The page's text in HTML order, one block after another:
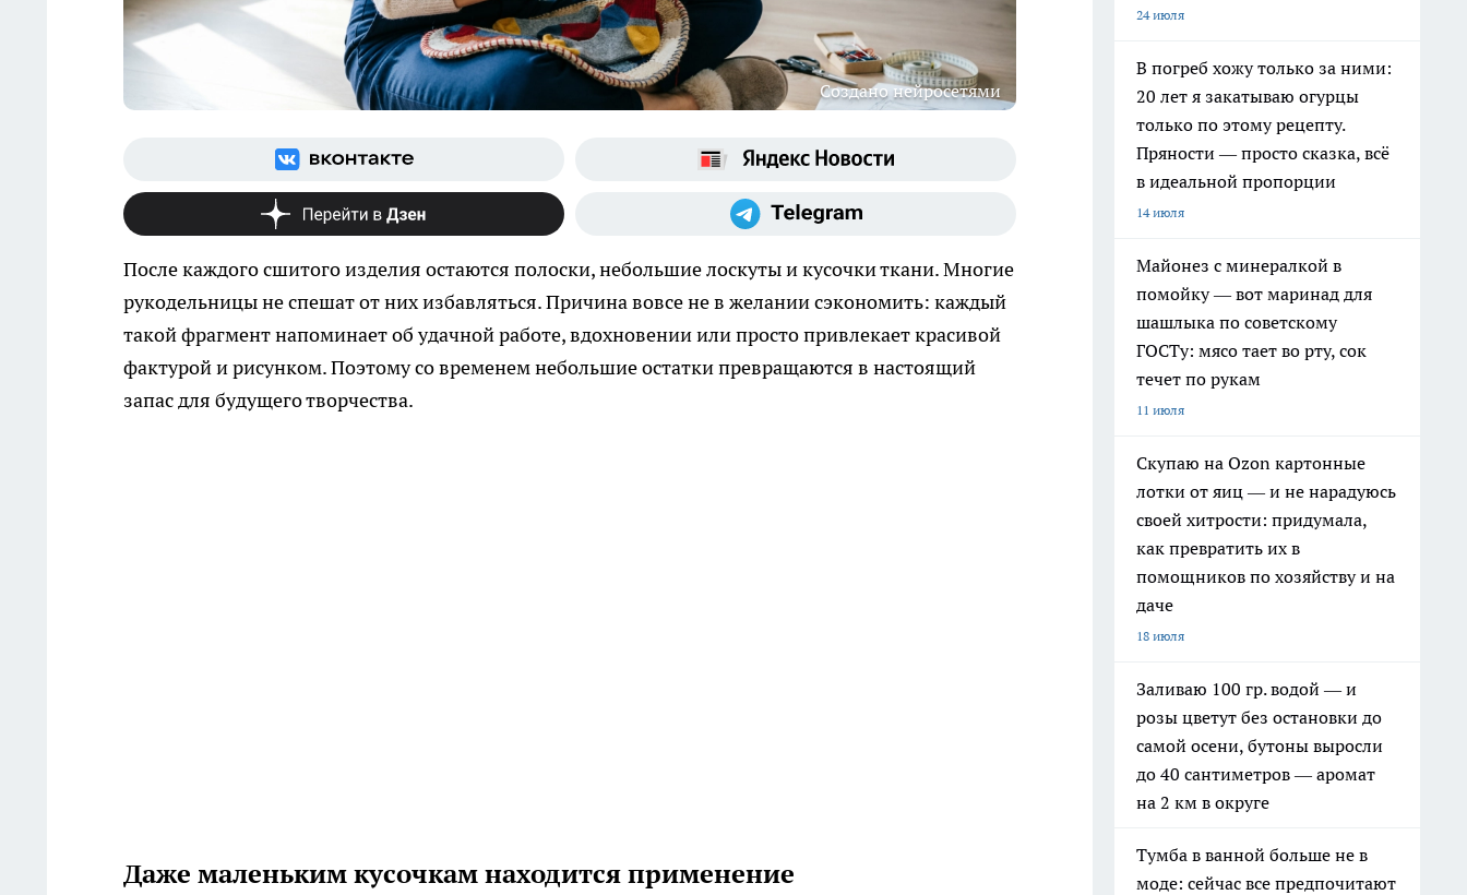
Создано нейросетями
После каждого сшитого изделия остаются полоски, небольшие лоскуты и кусочки ткани. Многие
рукодельницы не спешат от них избавляться. Причина вовсе не в желании сэкономить: каждый
такой фрагмент напоминает об удачной работе, вдохновении или просто привлекает красивой
фактурой и рисунком. Поэтому со временем небольшие остатки превращаются в настоящий
запас для будущего творчества.
Даже маленьким кусочкам находится применение
24 июля
В погреб хожу только за ними:
20 лет я закатываю огурцы
только по этому рецепту.
Пряности — просто сказка, всё
в идеальной пропорции
14 июля
Майонез с минералкой в
помойку — вот маринад для
шашлыка по советскому
ГОСТу: мясо тает во рту, сок
течет по рукам
11 июля
Скупаю на Ozon картонные
лотки от яиц — и не нарадуюсь
своей хитрости: придумала,
как превратить их в
помощников по хозяйству и на
даче
18 июля
Заливаю 100 гр. водой — и
розы цветут без остановки до
самой осени, бутоны выросли
до 40 сантиметров — аромат
на 2 км в округе
Тумба в ванной больше не в
моде: сейчас все предпочитают